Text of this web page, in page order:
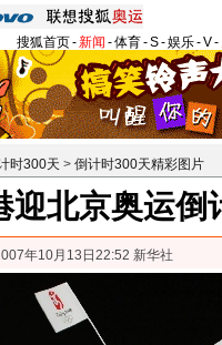
搜狐首页-新闻 -体育-S-娱乐-V-
时300天 > 倒计时300天精彩图片
迎北京奥运
年10月13日22:52 新华社